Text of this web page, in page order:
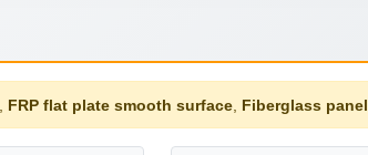
FRP flat plate smooth surface Fiberglass